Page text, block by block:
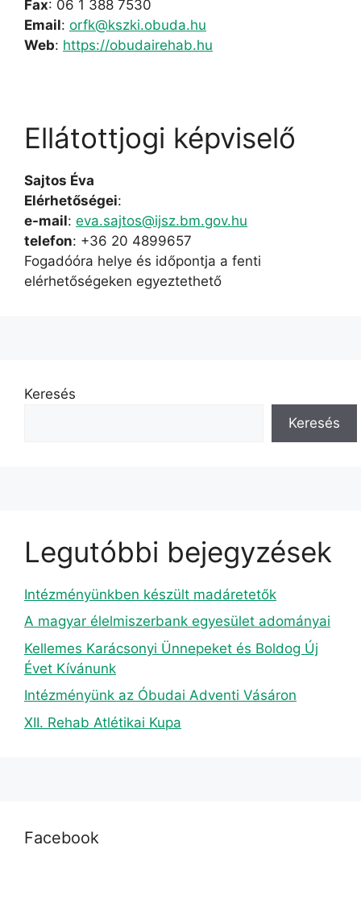
Fax: 06 1 388 7530
Email: orfk@kszki.obuda.hu
Web: https://obudairehab.hu
Ellátottjogi képviselő
Sajtos Éva
Elérhetőségei:
e-mail: eva.sajtos@ijsz.bm.gov.hu
telefon: +36 20 4899657
Fogadóóra helye és időpontja a fenti
elérhetőségeken egyeztethető
Keresés
Keresés
Legutóbbi bejegyzések
Intézményünkben készült madáretetők
A magyar élelmiszerbank egyesület adományai
Kellemes Karácsonyi Ünnepeket és Boldog Új
Évet Kívánunk
Intézményünk az Óbudai Adventi Vásáron
XII. Rehab Atlétikai Kupa
Facebook